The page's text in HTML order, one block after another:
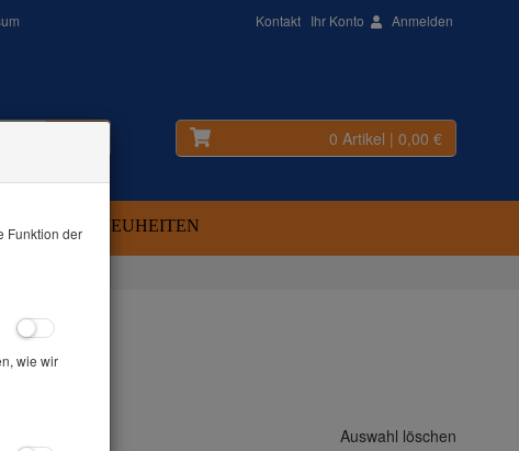
Kontakt Ihr Konto Anmelden
0 Artikel | 0,00 €
NEUHEITEN
Auswahl löschen
Funktion der
wie wir